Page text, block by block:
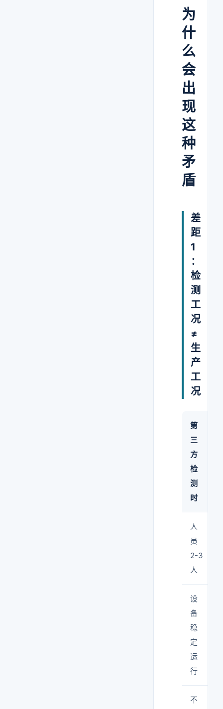
为
什
么
会
出
现
这
种
矛
盾
差
距
1
：
检
测
工
况
≠
生
产
工
况
第
三
方
检
测
时
人
员
2-3
人
设
备
稳
定
运
行
不